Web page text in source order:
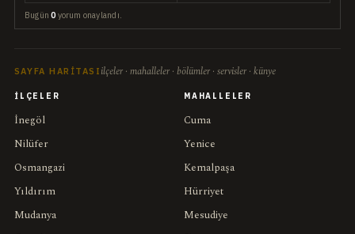
Bugün0 yorum onaylandı.
SAYFA HARITASI ilçeler · mahalleler · bölümler · servisler · künye
İLÇELER
İnegöl
Nilüfer
Osmangazi
Yıldırım
Mudanya
MAHALLELER
Cuma
Yenice
Kemalpaşa
Hürriyet
Mesudiye